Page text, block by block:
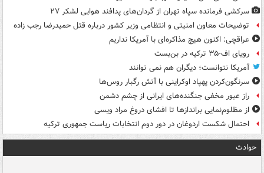
سرکشی فرمانده سپاه تهران از گردان‌های پدافند هوایی لشکر ۲۷
توضیحات معاون امنیتی و انتظامی وزیر کشور درباره قتل حمیدرضا رجب زاده
عراقچی: اکنون هیچ مذاکره‌ای با آمریکا نداریم
رویای اف-۳۵ ترکیه در بن‌بست
آمریکا نتوانست؛ دیگران هم نمی توانند
سرنگون‌کردن پهپاد اوکراینی با آتش رگبار روس‌ها
راز عبور مخفی جنگنده‌های ایرانی از چشم دشمن
از مظلوم‌نمایی براندازها تا افشای دروغ مراد ویسی
احتمال شکست اردوغان در دور دوم انتخابات ریاست جمهوری ترکیه
حوادث